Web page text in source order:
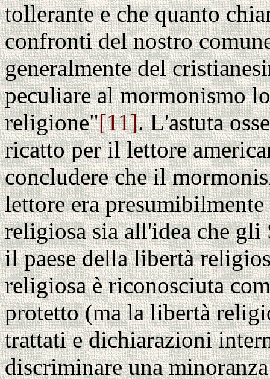
tollerante e che quanto
confronti del nostro
generalmente del
peculiare al mormonismo
religione"[11]. L'astuta
ricatto per il lettore
concludere che il
lettore era
religiosa sia all'idea che
il paese della libertà
religiosa è riconosciuta
protetto (ma la libertà
trattati e dichiarazioni
discriminare una